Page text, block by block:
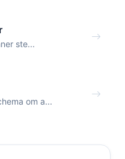
ste...
om a...